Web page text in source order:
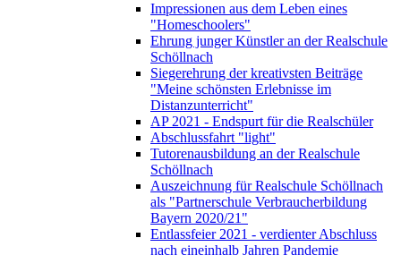
Impressionen aus dem Leben eines
"Homeschoolers"
Ehrung junger Künstler an der Realschule
Schöllnach
Siegerehrung der kreativsten Beiträge
"Meine schönsten Erlebnisse im
Distanzunterricht"
AP 2021 - Endspurt für die Realschüler
Abschlussfahrt "light"
Tutorenausbildung an der Realschule
Schöllnach
Auszeichnung für Realschule Schöllnach
als "Partnerschule Verbraucherbildung
Bayern 2020/21"
Entlassfeier 2021 - verdienter Abschluss
nach eineinhalb Jahren Pandemie